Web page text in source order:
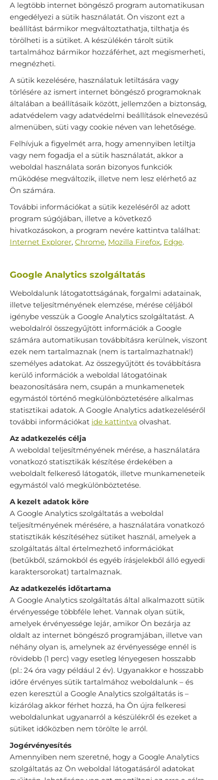
A legtöbb internet böngésző program automatikusan
engedélyezi a sütik használatát. Ön viszont ezt a
beállítást bármikor megváltoztathatja, tilthatja és
törölheti is a sütiket. A készülékén tárolt sütik
tartalmához bármikor hozzáférhet, azt megismerheti,
megnézheti.
A sütik kezelésére, használatuk letiltására vagy
törlésére az ismert internet böngésző programoknak
általában a beállításaik között, jellemzően a biztonság,
adatvédelem vagy adatvédelmi beállítások elnevezésű
almenüben, süti vagy cookie néven van lehetősége.
Felhívjuk a figyelmét arra, hogy amennyiben letiltja
vagy nem fogadja el a sütik használatát, akkor a
weboldal használata során bizonyos funkciók
működése megváltozik, illetve nem lesz elérhető az
Ön számára.
További információkat a sütik kezeléséről az adott
program súgójában, illetve a következő
hivatkozásokon, a program nevére kattintva találhat:
Internet Explorer, Chrome, Mozilla Firefox, Edge.
Google Analytics szolgáltatás
Weboldalunk látogatottságának, forgalmi adatainak,
illetve teljesítményének elemzése, mérése céljából
igénybe vesszük a Google Analytics szolgáltatást. A
weboldalról összegyűjtött információk a Google
számára automatikusan továbbításra kerülnek, viszont
ezek nem tartalmaznak (nem is tartalmazhatnak!)
személyes adatokat. Az összegyűjtött és továbbításra
kerülő információk a weboldal látogatóinak
beazonosítására nem, csupán a munkamenetek
egymástól történő megkülönböztetésére alkalmas
statisztikai adatok. A Google Analytics adatkezeléséről
további információkat ide kattintva olvashat.
Az adatkezelés célja
A weboldal teljesítményének mérése, a használatára
vonatkozó statisztikák készítése érdekében a
weboldalt felkereső látogatók, illetve munkameneteik
egymástól való megkülönböztetése.
A kezelt adatok köre
A Google Analytics szolgáltatás a weboldal
teljesítményének mérésére, a használatára vonatkozó
statisztikák készítéséhez sütiket használ, amelyek a
szolgáltatás által értelmezhető információkat
(betűkből, számokból és egyéb írásjelekből álló egyedi
karaktersorokat) tartalmaznak.
Az adatkezelés időtartama
A Google Analytics szolgáltatás által alkalmazott sütik
érvényessége többféle lehet. Vannak olyan sütik,
amelyek érvényessége lejár, amikor Ön bezárja az
oldalt az internet böngésző programjában, illetve van
néhány olyan is, amelynek az érvényessége ennél is
rövidebb (1 perc) vagy esetleg lényegesen hosszabb
(pl.: 24 óra vagy például 2 év). Ugyanakkor e hosszabb
időre érvényes sütik tartalmához weboldalunk – és
ezen keresztül a Google Analytics szolgáltatás is –
kizárólag akkor férhet hozzá, ha Ön újra felkeresi
weboldalunkat ugyanarról a készülékről és ezeket a
sütiket időközben nem törölte le arról.
Jogérvényesítés
Amennyiben nem szeretné, hogy a Google Analytics
szolgáltatás az Ön weboldal látogatásáról adatokat